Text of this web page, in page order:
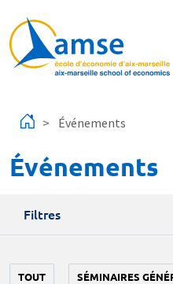
Événements
Événements
Filtres
TOUT SÉMINAIRES